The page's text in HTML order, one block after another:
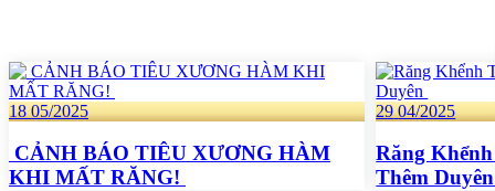
18 05/2025
CẢNH BÁO TIÊU XƯƠNG HÀM
KHI MẤT RĂNG!
29 04/2025
Răng
Thêm